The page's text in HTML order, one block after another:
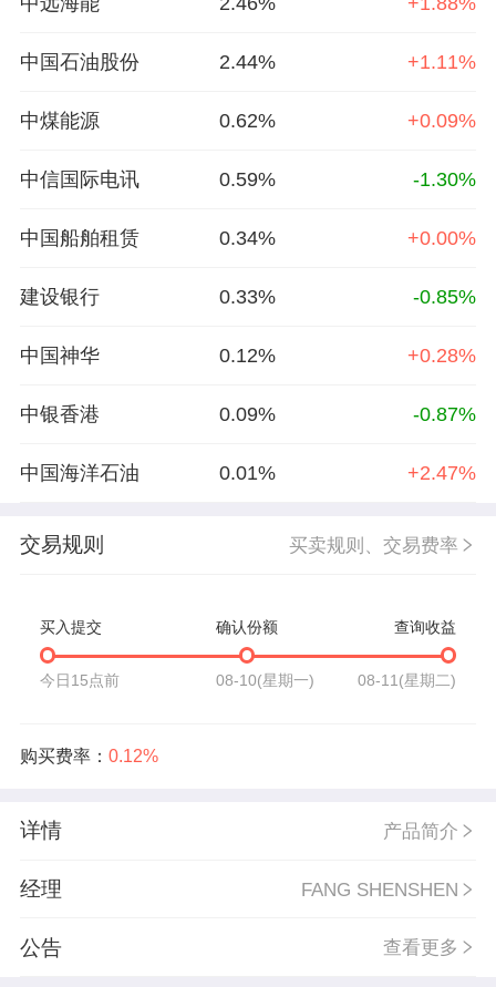
中国石油股份 2.44% +1.11%
中煤能源 0.62% +0.09%
中信国际电讯 0.59% -1.30%
中国船舶租赁 0.34% +0.00%
建设银行 0.33% -0.85%
中国神华 0.12% +0.28%
中银香港 0.09% -0.87%
中国海洋石油 0.01% +2.47%
交易规则 买卖规则、交易费率
买入提交 确认份额 查询收益
今日15点前 08-10(星期一) 08-11(星期二)
购买费率： 0.12%
详情 产品简介
经理 FANG SHENSHEN
公告 查看更多